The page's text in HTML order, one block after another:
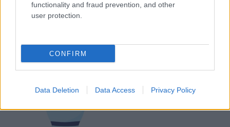
functionality and fraud prevention, and other
user protection.
CONFIRM
Data Deletion Data Access Privacy Policy